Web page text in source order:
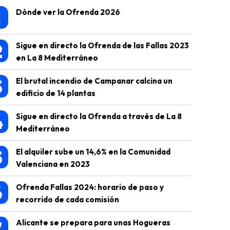
Dónde ver la Ofrenda 2026
Sigue en directo la Ofrenda de las Fallas 2023
en La 8 Mediterráneo
El brutal incendio de Campanar calcina un
edificio de 14 plantas
Sigue en directo la Ofrenda a través de La 8
Mediterráneo
El alquiler sube un 14,6% en la Comunidad
Valenciana en 2023
Ofrenda Fallas 2024: horario de paso y
recorrido de cada comisión
Alicante se prepara para unas Hogueras